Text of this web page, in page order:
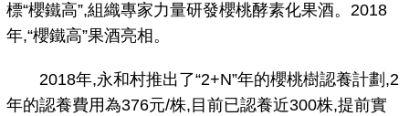
標“櫻鐵高”,組織專家力量研發櫻桃酵素化果酒。2018
年,“櫻鐵高”果酒亮相。
2018年,永和村推出了“2+N”年的櫻桃樹認養計劃,2
年的認養費用為376元/株,目前已認養近300株,提前實